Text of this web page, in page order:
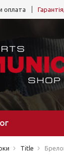
оплата
Title